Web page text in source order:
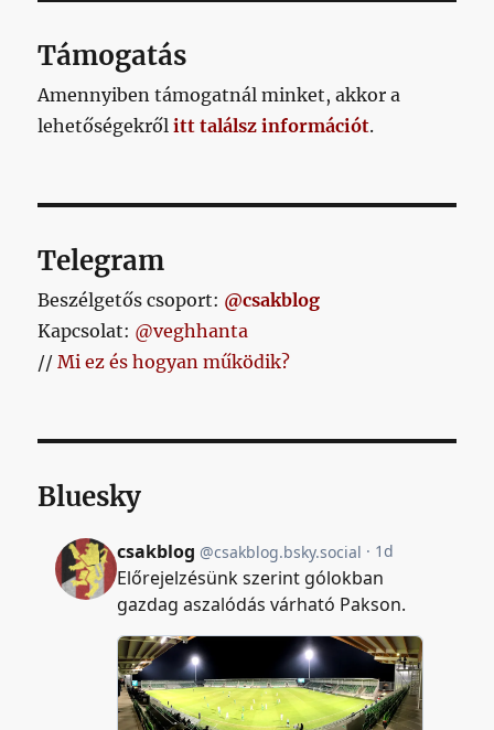
AL
OLD
Támogatás
Amennyiben támogatnál minket, akkor a
lehetőségekrőlitt találsz információt.
Telegram
Beszélgetős csoport: @csakblog
Kapcsolat: @veghhanta
//Mi ez és hogyan működik?
Bluesky